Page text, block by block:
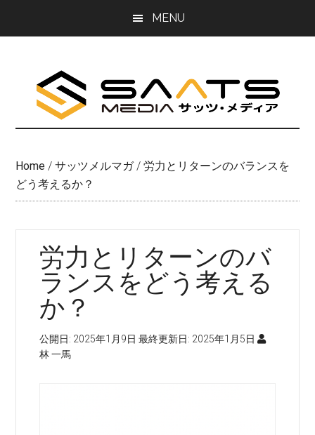
MENU
Home / サッツメルマガ / 労力とリターンのバランスを
どう考えるか？
労力とリターンのバ
ランスをどう考える
か？
公開日: 2025年1月9日 最終更新日: 2025年1月5日
林 一馬